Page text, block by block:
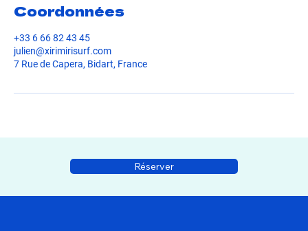
Coordonnées
+33 6 66 82 43 45
julien@xirimirisurf.com
7 Rue de Capera, Bidart, France
Réserver